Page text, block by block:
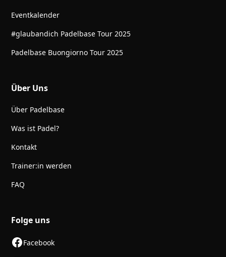
Eventkalender
#glaubandich Padelbase Tour 2025
Padelbase Buongiorno Tour 2025
Über Uns
Über Padelbase
Was ist Padel?
Kontakt
Trainer:in werden
FAQ
Folge uns
Facebook